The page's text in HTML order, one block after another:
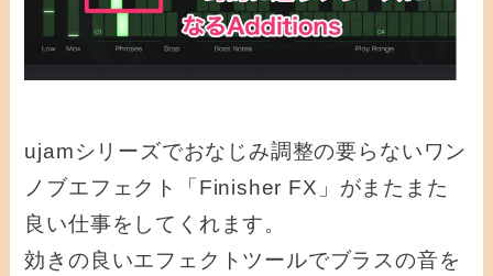
ujamシリーズでおなじみ調整の要らないワン
ノブエフェクト「Finisher FX」がまたまた
良い仕事をしてくれます。
効きの良いエフェクトツールでブラスの音を